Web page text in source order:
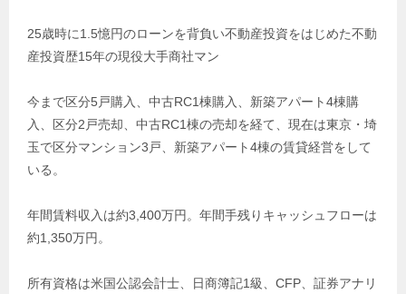
25歳時に1.5憶円のローンを背負い不動産投資をはじめた不動
産投資歴15年の現役大手商社マン
今まで区分5戸購入、中古RC1棟購入、新築アパート4棟購
入、区分2戸売却、中古RC1棟の売却を経て、現在は東京・埼
玉で区分マンション3戸、新築アパート4棟の賃貸経営をして
いる。
年間賃料収入は約3,400万円。年間手残りキャッシュフローは
約1,350万円。
所有資格は米国公認会計士、日商簿記1級、CFP、証券アナリ